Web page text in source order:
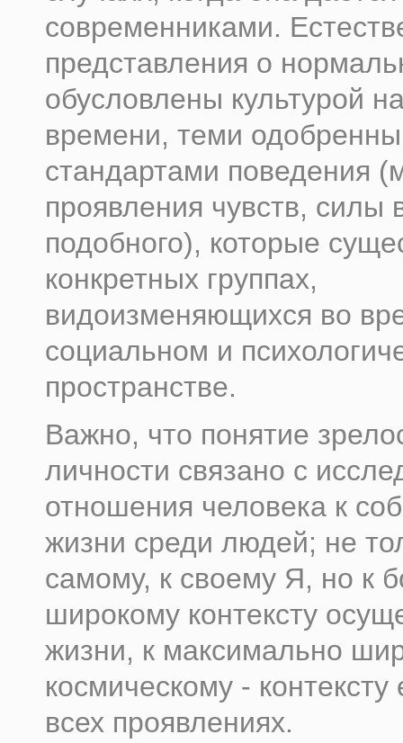
современниками.
представления о
обусловлены культурой
времени, теми
стандартами поведения
проявления чувств, силы
подобного), которые
конкретных группах,
видоизменяющихся во
социальном и
пространстве.
Важно, что понятие
личности связано с
отношения человека к
жизни среди людей; не
самому, к своему Я, но к
широкому контексту
жизни, к максимально
космическому - контексту
всех проявлениях.